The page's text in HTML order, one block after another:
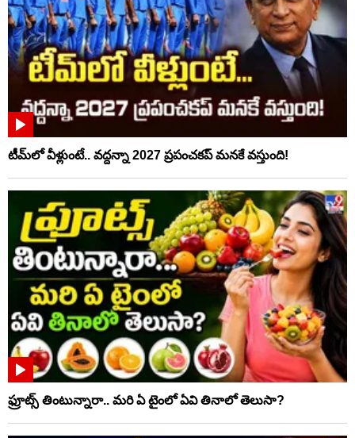
టీమ్‌లో వీళ్లుంటే.. వద్దన్నా 2027 ప్రపంచకప్‌ మనకే వస్తుంది!
ఫ్రూట్స్‌ తింటున్నారా.. మరి ఏ టైంలో ఏవి తినాలో తెలుసా?